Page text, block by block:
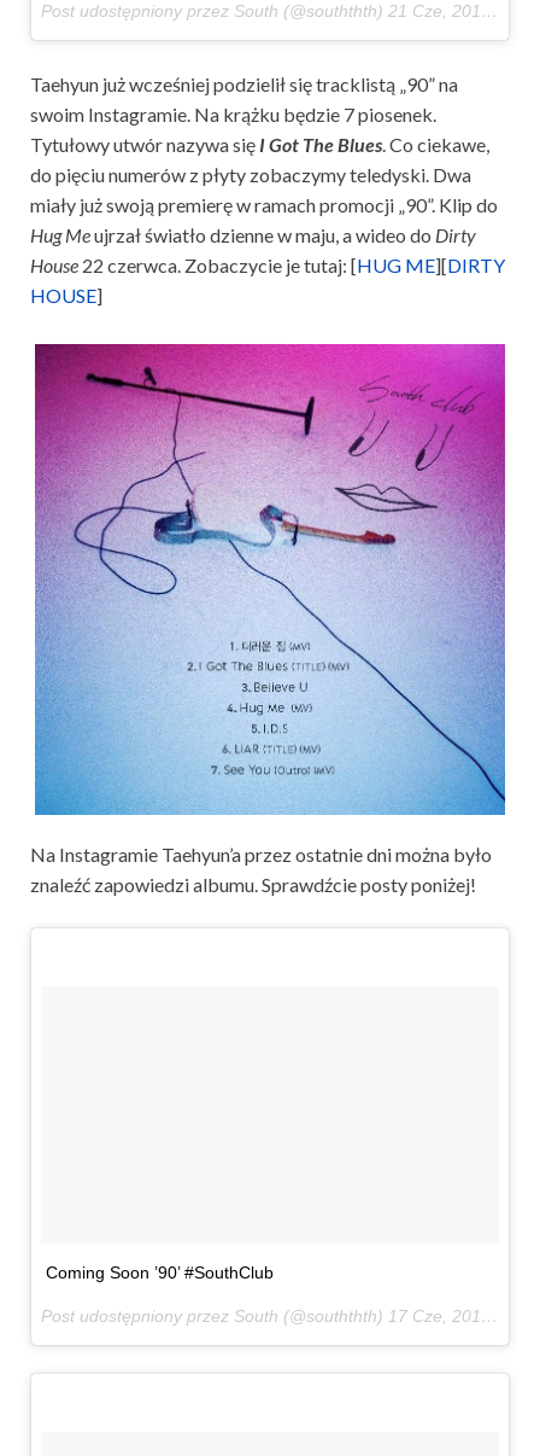
Post udostępniony przez South (@souththth) 21 Cze, 2017 o 7:26 PDT
Taehyun już wcześniej podzielił się tracklistą „90” na
swoim Instagramie. Na krążku będzie 7 piosenek.
Tytułowy utwór nazywa się I Got The Blues. Co ciekawe,
do pięciu numerów z płyty zobaczymy teledyski. Dwa
miały już swoją premierę w ramach promocji „90”. Klip do
Hug Meujrzał światło dzienne w maju, a wideo do Dirty
House 22 czerwca. Zobaczycie je tutaj: [HUG ME][DIRTY
HOUSE]
Na Instagramie Taehyun’a przez ostatnie dni można było
znaleźć zapowiedzi albumu. Sprawdźcie posty poniżej!
Coming Soon ’90’ #SouthClub
Post udostępniony przez South (@souththth) 17 Cze, 2017 o 7:28 PDT